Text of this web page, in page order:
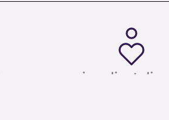
service client